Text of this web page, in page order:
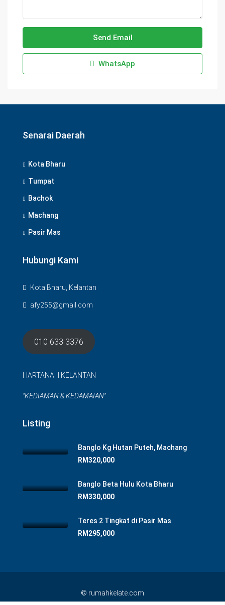
Send Email
WhatsApp
Senarai Daerah
Kota Bharu
Tumpat
Bachok
Machang
Pasir Mas
Hubungi Kami
Kota Bharu, Kelantan
afy255@gmail.com
010 633 3376
HARTANAH KELANTAN
"KEDIAMAN & KEDAMAIAN"
Listing
Banglo Kg Hutan Puteh, Machang
RM320,000
Banglo Beta Hulu Kota Bharu
RM330,000
Teres 2 Tingkat di Pasir Mas
RM295,000
© rumahkelate.com